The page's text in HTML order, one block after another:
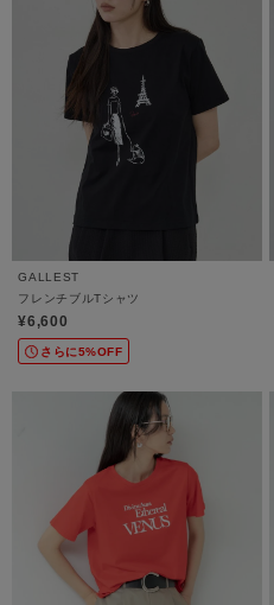
GALLEST
フレンチブルTシャツ
¥6,600
さらに5%OFF